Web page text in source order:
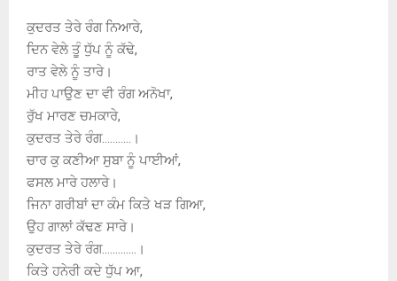
ਕੁਦਰਤ ਤੇਰੇ ਰੰਗ ਨਿਆਰੇ,
ਦਿਨ ਵੇਲੇ ਤੂੰ ਧੁੱਪ ਨੂੰ ਕੱਢੇ,
ਰਾਤ ਵੇਲੇ ਨੂੰ ਤਾਰੇ।
ਮੀਹ ਪਾਉਣ ਦਾ ਵੀ ਰੰਗ ਅਨੋਖਾ,
ਰੁੱਖ ਮਾਰਣ ਚਮਕਾਰੇ,
ਕੁਦਰਤ ਤੇਰੇ ਰੰਗ………..।
ਚਾਰ ਕੁ ਕਣੀਆ ਸੁਬਾ ਨੂੰ ਪਾਈਆਂ,
ਫਸਲ ਮਾਰੇ ਹਲਾਰੇ।
ਜਿਨਾ ਗਰੀਬਾਂ ਦਾ ਕੰਮ ਕਿਤੇ ਖੜ ਗਿਆ,
ਉਹ ਗਾਲਾਂ ਕੱਢਣ ਸਾਰੇ।
ਕੁਦਰਤ ਤੇਰੇ ਰੰਗ………….।
ਕਿਤੇ ਹਨੇਰੀ ਕਦੇ ਧੁੱਪ ਆ,